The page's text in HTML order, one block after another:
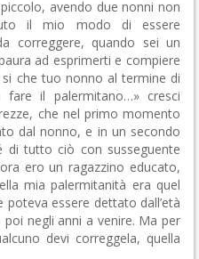
avendo due nonni non
il mio modo di essere
correggere, quando sei un
ad esprimerti e compiere
che tuo nonno al termine di
fare il palermitano…» cresci
che nel primo momento
dal nonno, e in un secondo
di tutto ciò con susseguente
ero un ragazzino educato,
mia palermitanità era quel
essere dettato dall’età
negli anni a venire. Ma per
devi correggela, quella